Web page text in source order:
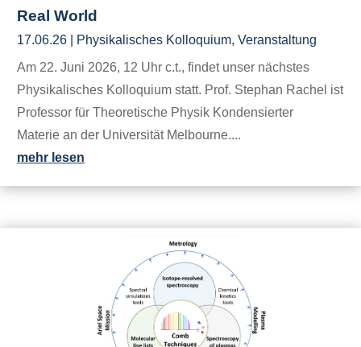
Real World
17.06.26 Physikalisches Kolloquium, Veranstaltung
Am 22. Juni 2026, 12 Uhr c.t., findet unser nächstes
Physikalisches Kolloquium statt. Prof. Stephan Rachel ist
Professor für Theoretische Physik Kondensierter
Materie an der Universität Melbourne....
mehr lesen